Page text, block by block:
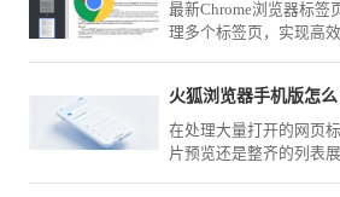
最新Chrome浏览器标签
理多个标签页，实现高
在处理大量打开的网页
片预览还是整齐的列表